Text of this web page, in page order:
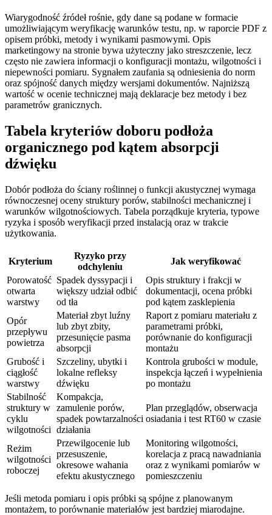
Wiarygodność źródeł rośnie, gdy dane są podane w formacie
umożliwiającym weryfikację warunków testu, np. w raporcie PDF z
opisem próbki, metody i wynikami pasmowymi. Opis
marketingowy na stronie bywa użyteczny jako streszczenie, lecz
często nie zawiera informacji o konfiguracji montażu, wilgotności i
niepewności pomiaru. Sygnałem zaufania są odniesienia do norm
oraz spójność danych między wersjami dokumentów. Najniższą
wartość w ocenie technicznej mają deklaracje bez metody i bez
parametrów granicznych.
Tabela kryteriów doboru podłoża
organicznego pod kątem absorpcji
dźwięku
Dobór podłoża do ściany roślinnej o funkcji akustycznej wymaga
równoczesnej oceny struktury porów, stabilności mechanicznej i
warunków wilgotnościowych. Tabela porządkuje kryteria, typowe
ryzyka i sposób weryfikacji przed instalacją oraz w trakcie
użytkowania.
Kryterium
Ryzyko przy
odchyleniu
Jak weryfikować
Porowatość
otwarta
warstwy
Spadek dyssypacji i
większy udział odbić
od tła
Opis struktury i frakcji w
dokumentacji, ocena próbki
pod kątem zasklepienia
Opór
przepływu
powietrza
Materiał zbyt luźny
lub zbyt zbity,
przesunięcie pasma
absorpcji
Raport z pomiaru materiału z
parametrami próbki,
porównanie do konfiguracji
montażu
Grubość i
ciągłość
warstwy
Szczeliny, ubytki i
lokalne refleksy
dźwięku
Kontrola grubości w module,
inspekcja łączeń i wypełnienia
po montażu
Stabilność
struktury w
cyklu
wilgotności
Kompakcja,
zamulenie porów,
spadek powtarzalności
działania
Plan przeglądów, obserwacja
osiadania i test RT60 w czasie
Reżim
wilgotności
roboczej
Przewilgocenie lub
przesuszenie,
okresowe wahania
efektu akustycznego
Monitoring wilgotności,
korelacja z pracą nawadniania
oraz z wynikami pomiarów w
pomieszczeniu
Jeśli metoda pomiaru i opis próbki są spójne z planowanym
montażem, to porównanie materiałów jest bardziej miarodajne.